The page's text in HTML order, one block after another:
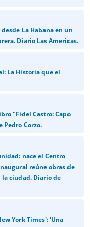
La Habana en un
Diario Las Americas.
La Historia que el
"Fidel Castro: Capo
Pedro Corzo.
nace el Centro
reúne obras de
ciudad. Diario de
York Times': 'Una